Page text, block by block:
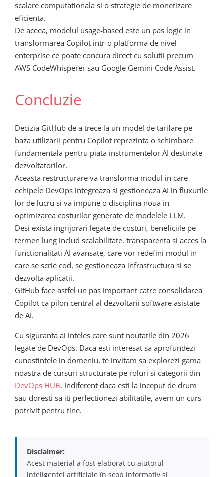
scalare computationala si o strategie de monetizare
eficienta.
De aceea, modelul usage-based este un pas logic in
transformarea Copilot intr-o platforma de nivel
enterprise ce poate concura direct cu solutii precum
AWS CodeWhisperer sau Google Gemini Code Assist.
Concluzie
Decizia GitHub de a trece la un model de tarifare pe
baza utilizarii pentru Copilot reprezinta o schimbare
fundamentala pentru piata instrumentelor AI destinate
dezvoltatorilor.
Aceasta restructurare va transforma modul in care
echipele DevOps integreaza si gestioneaza AI in fluxurile
lor de lucru si va impune o disciplina noua in
optimizarea costurilor generate de modelele LLM.
Desi exista ingrijorari legate de costuri, beneficiile pe
termen lung includ scalabilitate, transparenta si acces la
functionalitati AI avansate, care vor redefini modul in
care se scrie cod, se gestioneaza infrastructura si se
dezvolta aplicatii.
GitHub face astfel un pas important catre consolidarea
Copilot ca pilon central al dezvoltarii software asistate
de AI.
Cu siguranta ai inteles care sunt noutatile din 2026
legate de DevOps. Daca esti interesat sa aprofundezi
cunostintele in domeniu, te invitam sa explorezi gama
noastra de cursuri structurate pe roluri si categorii din
DevOps HUB. Indiferent daca esti la inceput de drum
sau doresti sa iti perfectionezi abilitatile, avem un curs
potrivit pentru tine.
Disclaimer:
Acest material a fost elaborat cu ajutorul
inteligenței artificiale în scop informativ și